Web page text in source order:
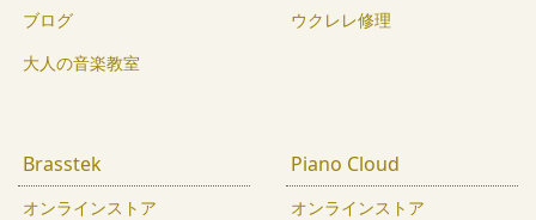
ブログ
大人の音楽教室
ウクレレ修理
Brasstek
オンラインストア
Piano Cloud
オンラインストア